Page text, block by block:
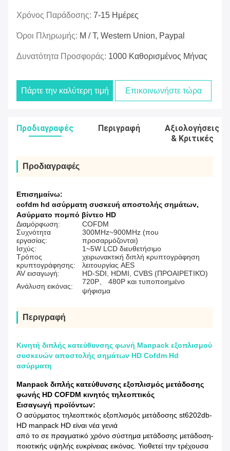
Χρόνος Παράδοσης: 7-15 Ημέρες
Όροι Πληρωμής: Μ / Τ, Western Union, Paypal
Δυνατότητα Προσφοράς: 1000 Καθορισμένος Μήνας
Πάρτε την καλύτερη τιμή Επικοινωνήστε τώρα
Προδιαγραφές Περιγραφή
Αξιολογήσεις
& Κριτικές
Προδιαγραφές
Επισημαίνω:
cofdm hd ασύρματη συσκευή αποστολής σημάτων,
Ασύρματο πομπό βίντεο HD
Διαμόρφωση:
COFDM
Συχνότητα
εργασίας:
300MHz~900MHz (που
προσαρμόζονται)
Ισχύς:
1~5W LCD διευθετήσιμο
Τρόπος
κρυπτογράφησης:
χειρωνακτική διπλή κρυπτογράφηση
λειτουργίας AES
AV εισαγωγή:
HD-SDI, HDMI, CVBS (ΠΡΟΑΙΡΕΤΙΚΌ)
Ανάλυση εικόνας:
720P、 480P και τυποποιημένο
ψήφισμα
Περιγραφή
Κινητή διπλής κατεύθυνσης φωνή Manpack εξοπλισμού
συσκευών αποστολής σημάτων HD Cofdm Hd
ασύρματη
Manpack διπλής κατεύθυνσης εξοπλισμός μετάδοσης
φωνής HD COFDM κινητός τηλεοπτικός
Εισαγωγή προϊόντων:
Ο ασύρματος τηλεοπτικός εξοπλισμός μετάδοσης st6202db-
HD manpack HD είναι νέα γενιά
από το σε πραγματικό χρόνο σύστημα μετάδοσης μετάδοση-
ποιοτικής υψηλής ευκρίνειας εικόνας. Υιοθετεί την τρέχουσα